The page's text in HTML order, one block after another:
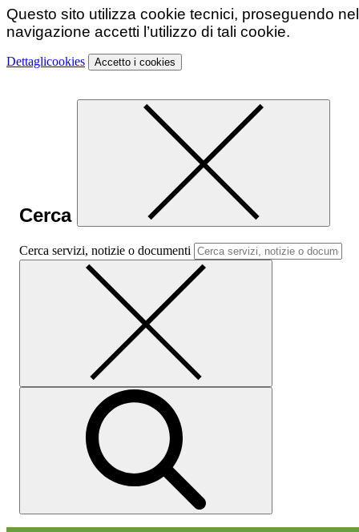
Questo sito utilizza cookie tecnici, proseguendo
navigazione accetti l’utilizzo di tali cookie.
Dettaglicookies Accetto i cookies
Cerca
Cerca servizi, notizie o documenti